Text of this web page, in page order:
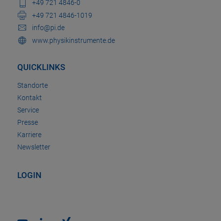
+49 721 4846-0
+49 721 4846-1019
info@pi.de
www.physikinstrumente.de
QUICKLINKS
Standorte
Kontakt
Service
Presse
Karriere
Newsletter
LOGIN